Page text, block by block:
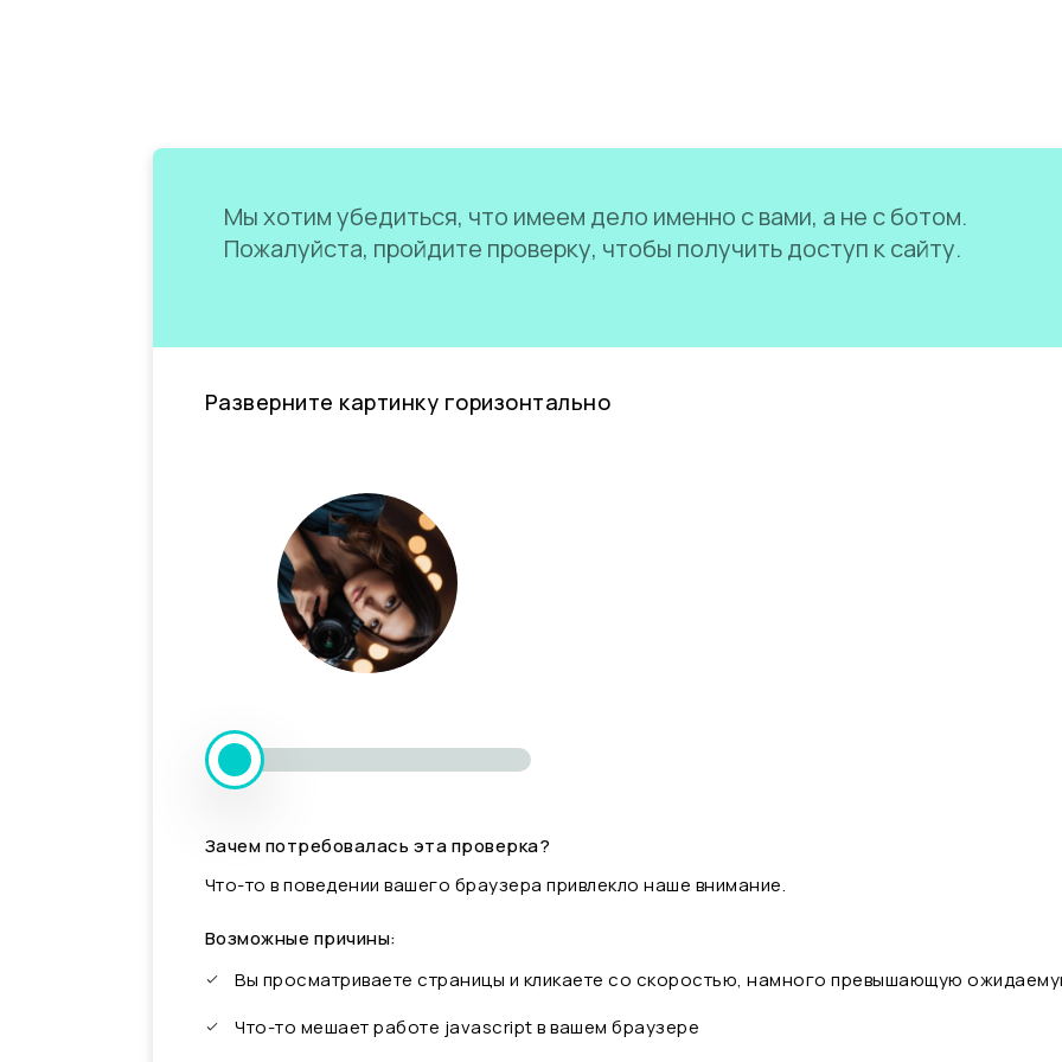
Мы хотим убедиться, что имеем дело именно с вами, а не с ботом.
Пожалуйста, пройдите проверку, чтобы получить доступ к сайту.
Разверните картинку горизонтально
Зачем потребовалась эта проверка?
Что-то в поведении вашего браузера привлекло наше внимание.
Возможные причины:
Вы просматриваете страницы и кликаете со скоростью, намного превышающую
Что-то мешает работе javascript в вашем браузере